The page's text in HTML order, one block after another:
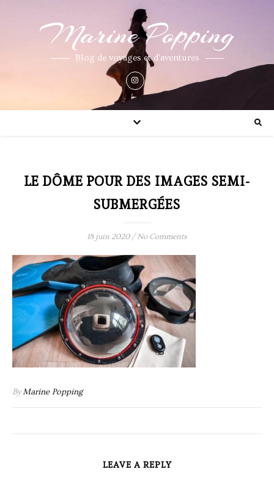
Marine Popping
Blog de voyages et d'aventures
LE DÔME POUR DES IMAGES SEMI-
SUBMERGÉES
18 juin 2020 / No Comments
ByMarine Popping
LEAVE A REPLY